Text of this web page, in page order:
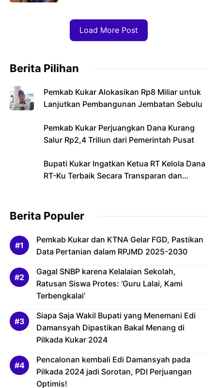
Load More Post
Berita Pilihan
Pemkab Kukar Alokasikan Rp8 Miliar untuk
Lanjutkan Pembangunan Jembatan Sebulu
Pemkab Kukar Perjuangkan Dana Kurang
Salur Rp2,4 Triliun dari Pemerintah Pusat
Bupati Kukar Ingatkan Ketua RT Kelola Dana
RT-Ku Terbaik Secara Transparan dan
Berita Populer
Pemkab Kukar dan KTNA Gelar FGD, Pastikan
Data Pertanian dalam RPJMD 2025-2030
Gagal SNBP karena Kelalaian Sekolah,
Ratusan Siswa Protes: ‘Guru Lalai, Kami
Terbengkalai’
Siapa Saja Wakil Bupati yang Menemani Edi
Damansyah Dipastikan Bakal Menang di
Pilkada Kukar 2024
Pencalonan kembali Edi Damansyah pada
Pilkada 2024 jadi Sorotan, PDI Perjuangan
Optimis!